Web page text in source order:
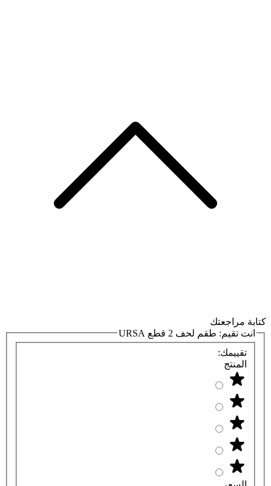
كتابة مراجعتك
انت تقيم: طقم لحف 2 قطع URSA
تقييمك:
المنتج